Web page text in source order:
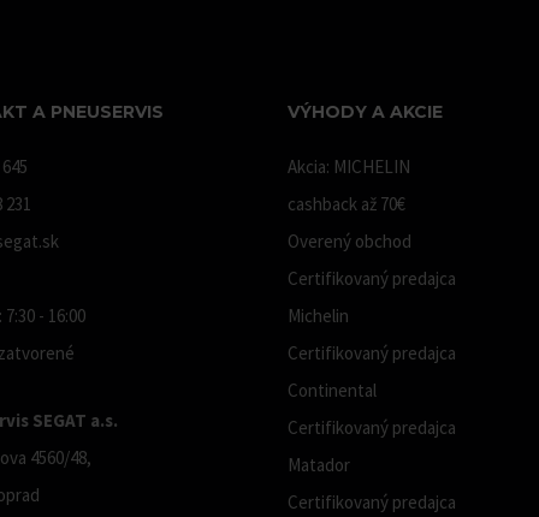
A PNEUSERVIS
231
- 16:00
SEGAT a.s.
4560/48,
VÝHODY A AKCIE
Akcia: MICHELIN
cashback až 70€
Overený obchod
Certifikovaný predajca
Michelin
Certifikovaný predajca
Continental
Certifikovaný predajca
Matador
Certifikovaný predajca